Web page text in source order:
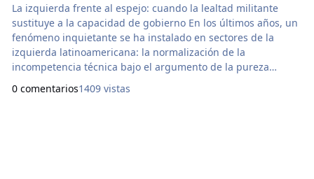
La izquierda frente al espejo: cuando la lealtad militante
sustituye a la capacidad de gobierno En los últimos años, un
fenómeno inquietante se ha instalado en sectores de la
izquierda latinoamericana: la normalización de la
incompetencia técnica bajo el argumento de la pureza
cargos clave a figuras sin méritos académicos pero con
0 comentarios1409 vistas